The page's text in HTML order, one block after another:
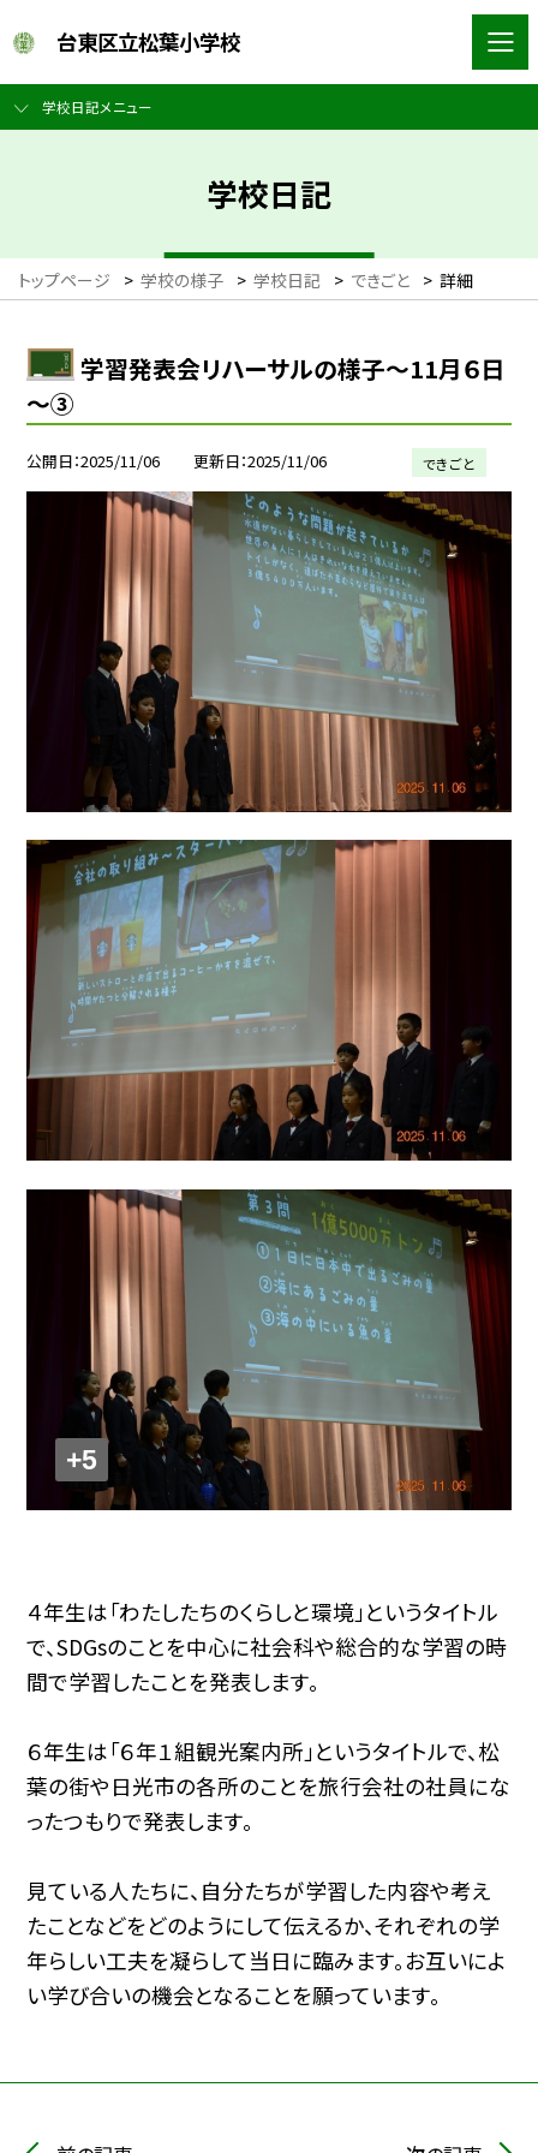
台東区立松葉小学校
学校日記メニュー
学校日記
トップページ > 学校の様子 > 学校日記 > できごと > 詳細
学習発表会リハーサルの様子～11月６日
～③
公開日 2025/11/06 更新日 2025/11/06 できごと
+5
４年生は「わたしたちのくらしと環境」というタイトル
で、SDGsのことを中心に社会科や総合的な学習の時
間で学習したことを発表します。
６年生は「６年１組観光案内所」というタイトルで、松
葉の街や日光市の各所のことを旅行会社の社員にな
ったつもりで発表します。
見ている人たちに、自分たちが学習した内容や考え
たことなどをどのようにして伝えるか、それぞれの学
年らしい工夫を凝らして当日に臨みます。お互いによ
い学び合いの機会となることを願っています。